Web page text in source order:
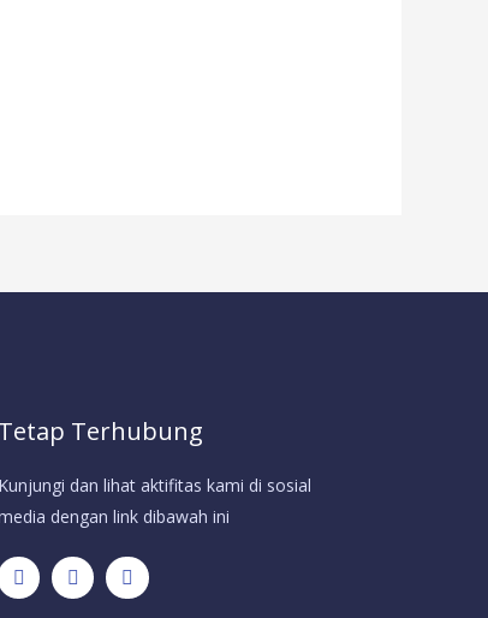
Tetap Terhubung
Kunjungi dan lihat aktifitas kami di sosial
dengan link dibawah ini